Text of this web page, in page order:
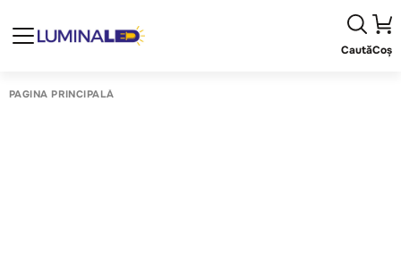
CautăCoș
PAGINA PRINCIPALĂ